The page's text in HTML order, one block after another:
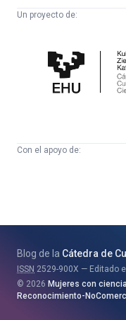
Un proyecto de:
Cultura
Científica
Con el apoyo de:
Blog de la Cátedra de
ISSN 2529-900X
Editado
2026 Mujeres con
Reconocimiento-